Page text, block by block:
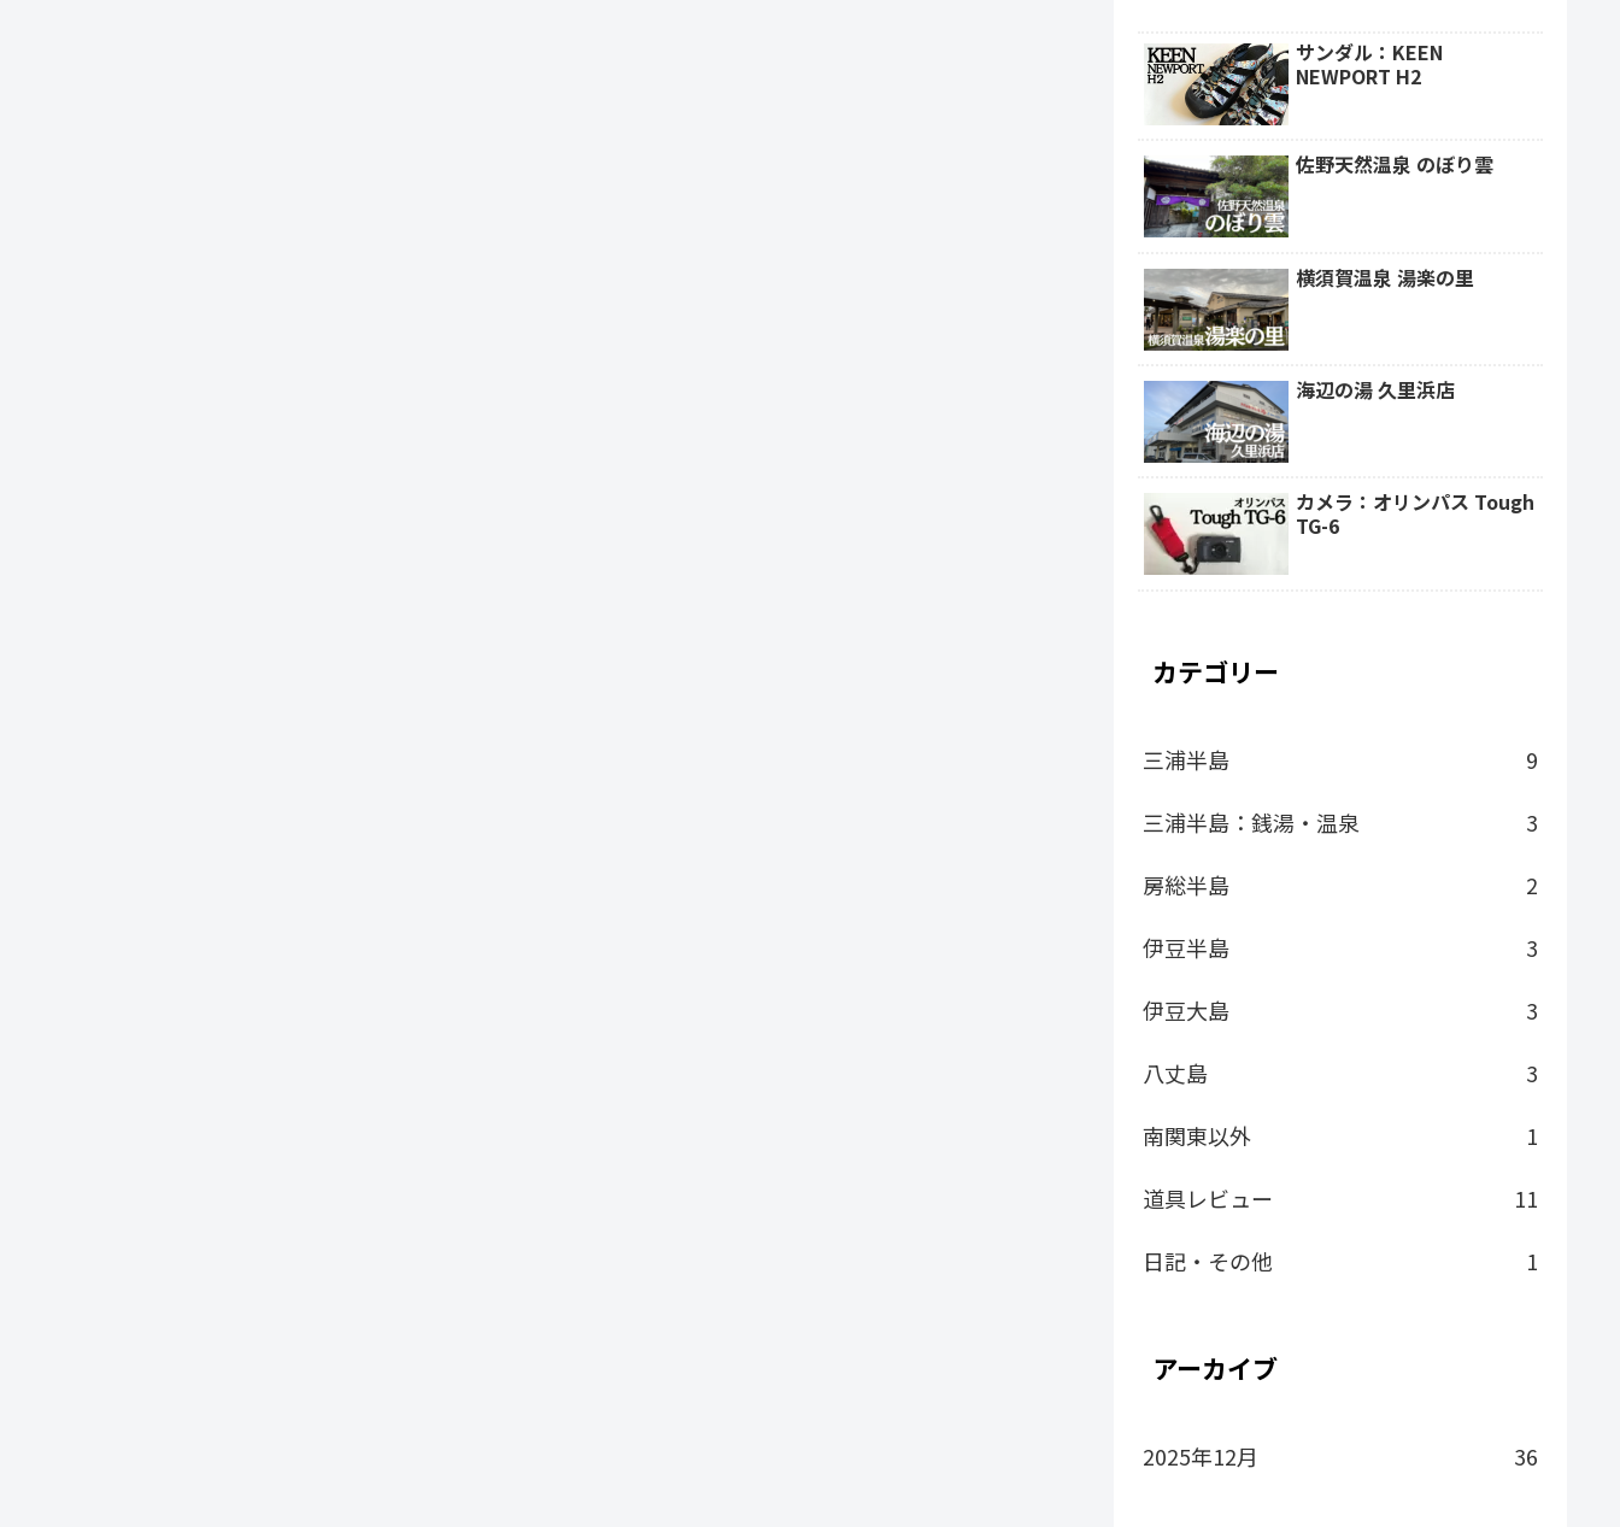
サンダル：KEEN
NEWPORT H2
佐野天然温泉 のぼり雲
横須賀温泉 湯楽の里
海辺の湯 久里浜店
カメラ：オリンパス Tough
TG-6
カテゴリー
三浦半島
9
三浦半島：銭湯・温泉
3
房総半島
2
伊豆半島
3
伊豆大島
3
八丈島
3
南関東以外
1
道具レビュー
11
日記・その他
1
アーカイブ
2025年12月 36